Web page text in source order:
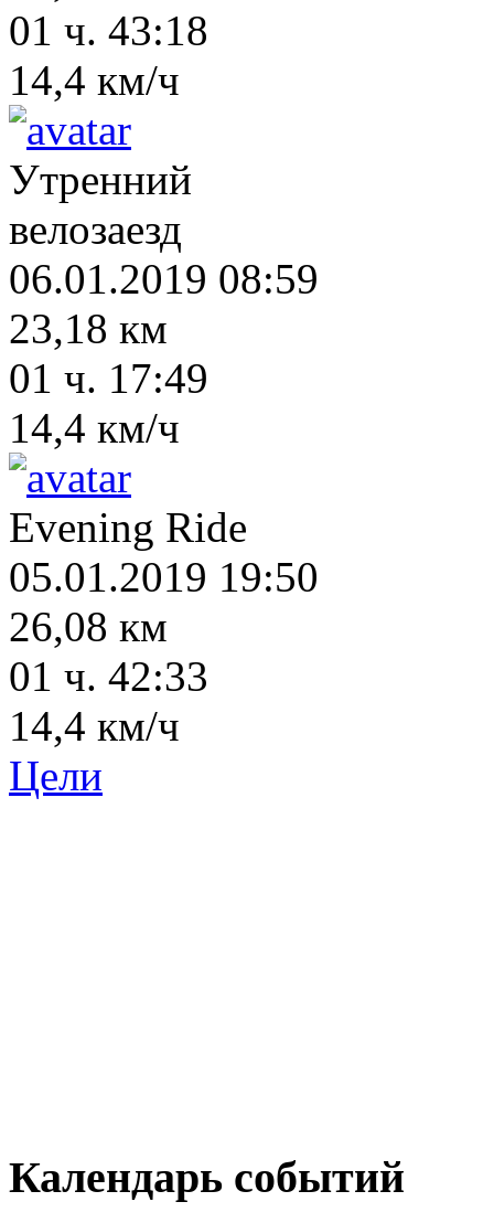
01 ч. 43:18
14,4 км/ч
Утренний
велозаезд
06.01.2019 08:59
23,18 км
01 ч. 17:49
14,4 км/ч
Evening Ride
05.01.2019 19:50
26,08 км
01 ч. 42:33
14,4 км/ч
Цели
Календарь событий